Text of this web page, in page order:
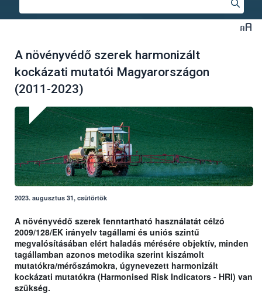
A növényvédő szerek harmonizált
kockázati mutatói Magyarországon
(2011-2023)
2023. augusztus 31, csütörtök
A növényvédő szerek fenntartható használatát célzó
2009/128/EK irányelv tagállami és uniós szintű
megvalósításában elért haladás mérésére objektív, minden
tagállamban azonos metodika szerint kiszámolt
mutatókra/mérőszámokra, úgynevezett harmonizált
kockázati mutatókra (Harmonised Risk Indicators - HRI) van
szükség.